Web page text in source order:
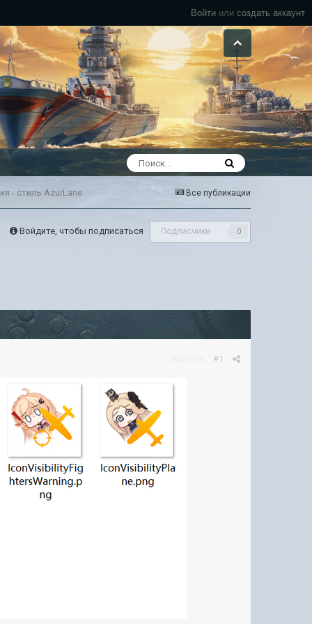
Войти или создать аккаунт
Все публикации
- стиль AzurLane
Войдите, чтобы подписаться Подписчики 0
#1